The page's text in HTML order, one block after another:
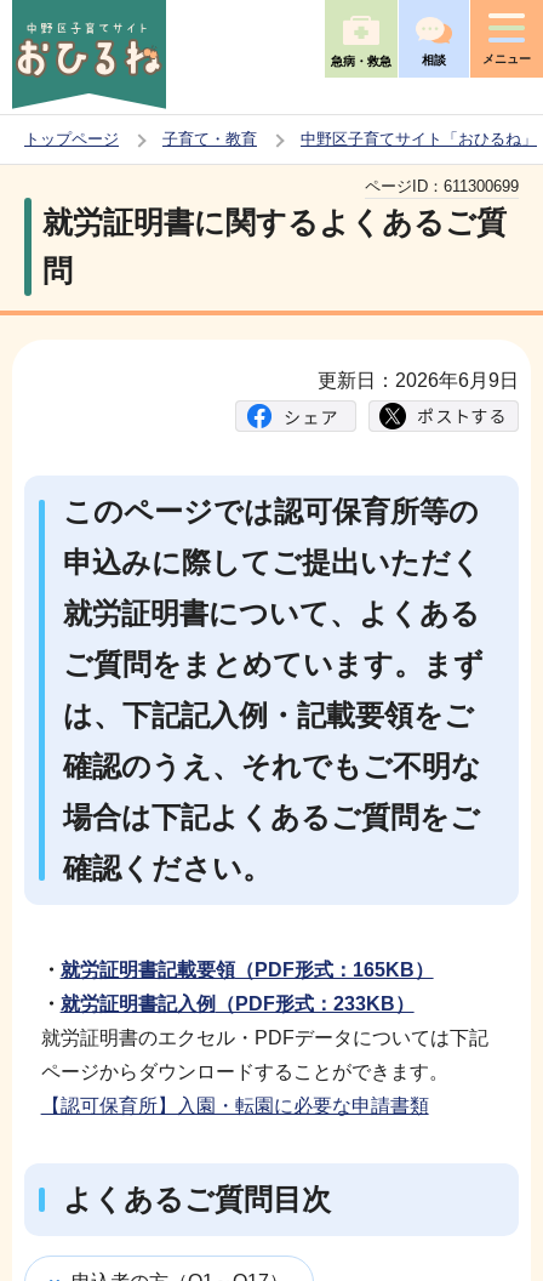
の
ー
す
急病・救急 相談 メニュー
トップページ 子育て・教育 中野区子育てサイト「おひるね」
か
就労証明書に関するよくあるご質
問
ページID： 611300699
更新日：2026年6月9日
このページでは認可保育所等の
申込みに際してご提出いただく
就労証明書について、よくある
ご質問をまとめています。まず
は、下記記入例・記載要領をご
確認のうえ、それでもご不明な
場合は下記よくあるご質問をご
確認ください。
・ 就労証明書記載要領（PDF形式：165KB）
・ 就労証明書記入例
（PDF形式：233KB）
就労証明書のエクセル・PDFデータについては下記
ページからダウンロードすることができます。
【認可保育所】入園・転園に必要な申請書類
よくあるご質問目次